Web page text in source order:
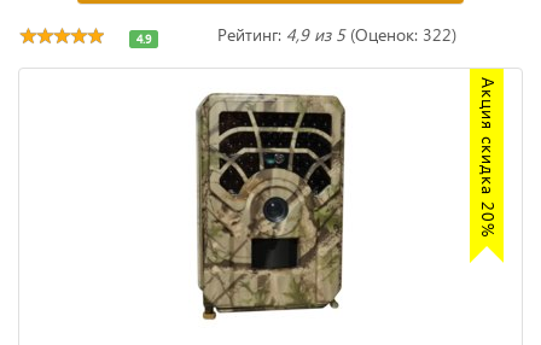
Акция скидка 20%
4.9 Рейтинг: 4,9 из 5(Оценок: 322)